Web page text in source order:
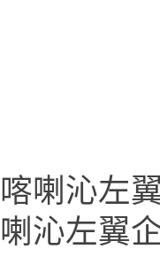
喀喇沁左
喇沁左翼